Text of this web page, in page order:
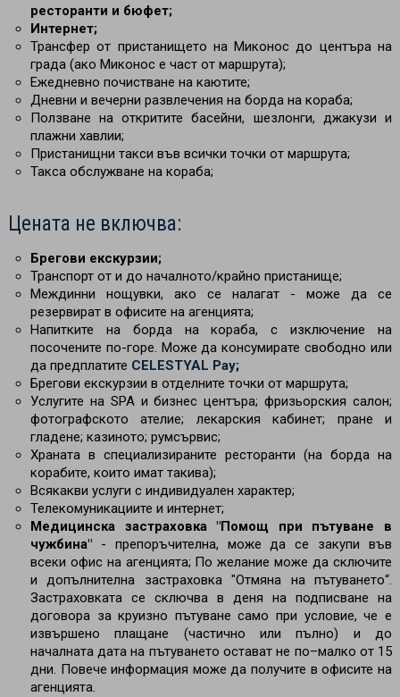
ресторанти и бюфет;
Интернет;
Трансфер от пристанището на Миконос до центъра на
града (ако Миконос е част от маршрута);
Ежедневно почистване на каютите;
Дневни и вечерни развлечения на борда на кораба;
Ползване на откритите басейни, шезлонги, джакузи и
плажни хавлии;
Пристанищни такси във всички точки от маршрута;
Такса обслужване на кораба;
Цената не включва:
Брегови екскурзии;
Транспорт от и до началното/крайно пристанище;
Междинни нощувки, ако се налагат - може да се
резервират в офисите на агенцията;
Напитките на борда на кораба, с изключение на
посочените по-горе. Може да консумирате свободно или
да предплатите CELESTYAL Pay;
Брегови екскурзии в отделните точки от маршрута;
Услугите на SPA и бизнес центъра; фризьорския салон;
фотографското ателие; лекарския кабинет; пране и
гладене; казиното; румсървис;
Храната в специализираните ресторанти (на борда на
корабите, които имат такива);
Всякакви услуги с индивидуален характер;
Телекомуникациите и интернет;
Медицинска застраховка "Помощ при пътуване в
чужбина"- препоръчителна, може да се закупи във
всеки офис на агенцията; По желание може да сключите
и допълнителна застраховка "Отмяна на пътуването“.
Застраховката се сключва в деня на подписване на
договора за круизно пътуване само при условие, че е
извършено плащане (частично или пълно) и до
началната дата на пътуването остават не по–малко от 15
дни. Повече информация може да получите в офисите на
агенцията.